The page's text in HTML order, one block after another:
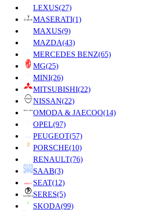
LEXUS(27)
MASERATI(1)
MAXUS(9)
MAZDA(43)
MERCEDES BENZ(65)
MG(25)
MINI(26)
MITSUBISHI(22)
NISSAN(22)
OMODA & JAECOO(14)
OPEL(97)
PEUGEOT(57)
PORSCHE(10)
RENAULT(76)
SAAB(3)
SEAT(12)
SERES(5)
SKODA(99)